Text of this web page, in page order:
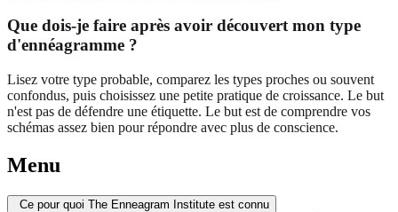
Que dois-je faire après avoir découvert mon type
d'ennéagramme ?
Lisez votre type probable, comparez les types proches ou souvent
confondus, puis choisissez une petite pratique de croissance. Le but
n'est pas de défendre une étiquette. Le but est de comprendre vos
schémas assez bien pour répondre avec plus de conscience.
Menu
Ce pour quoi The Enneagram Institute est connu